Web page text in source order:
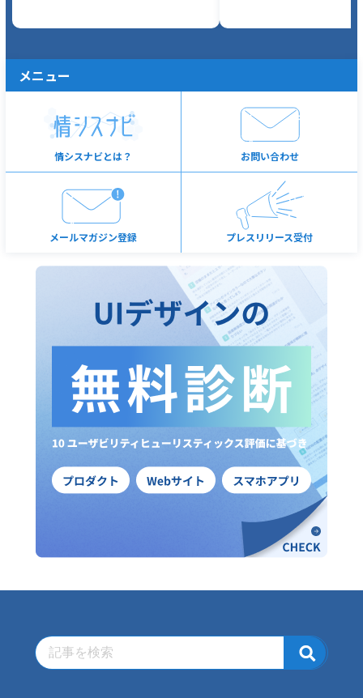
メニュー
情シスナビとは？ お問い合わせ
メールマガジン登録 プレスリリース受付